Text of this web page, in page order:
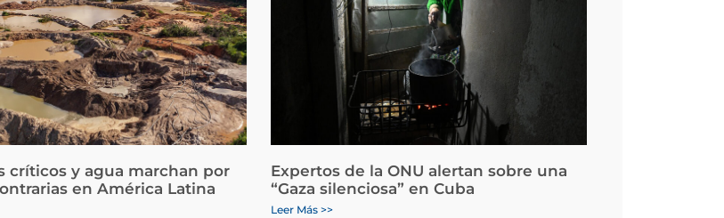
críticos y agua marchan por
en América Latina
Expertos de la ONU alertan sobre una
“Gaza silenciosa” en Cuba
Leer Más >>